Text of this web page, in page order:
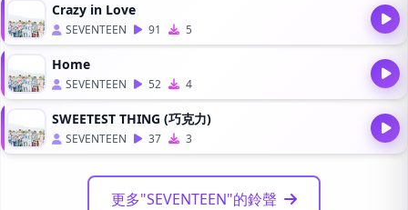
Crazy in Love
SEVENTEEN 91 5
Home
SEVENTEEN 52 4
SWEETEST THING (巧克力)
SEVENTEEN 37 3
更多"SEVENTEEN"的鈴聲